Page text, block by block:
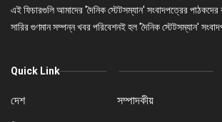
এই ফিচারগুলি আমাদের 'দৈনিক স্টেটসম্যান' সংবাদপত্রের
সারির গুণমান সম্পন্ন খবর পরিবেশনই হল 'দৈনিক স্টেটসম্যান'
Quick Link
দেশ
সম্পাদকীয়